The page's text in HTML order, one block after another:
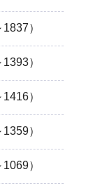
）
）
）
）
）